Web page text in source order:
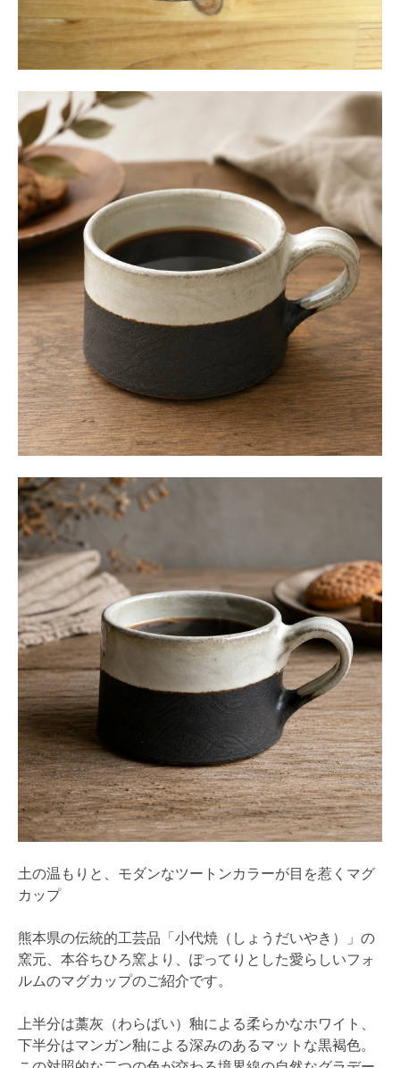
土の温もりと、モダンなツートンカラーが目を惹くマグ
カップ
熊本県の伝統的工芸品「小代焼（しょうだいやき）」の
窯元、本谷ちひろ窯より、ぽってりとした愛らしいフォ
ルムのマグカップのご紹介です。
上半分は藁灰（わらばい）釉による柔らかなホワイト、
下半分はマンガン釉による深みのあるマットな黒褐色。